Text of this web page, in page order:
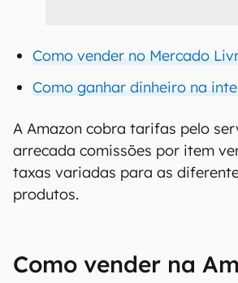
Como vender no Mercado
Como ganhar dinheiro na
A Amazon cobra tarifas pelo
arrecada comissões por item
taxas variadas para as
produtos.
Como vender na